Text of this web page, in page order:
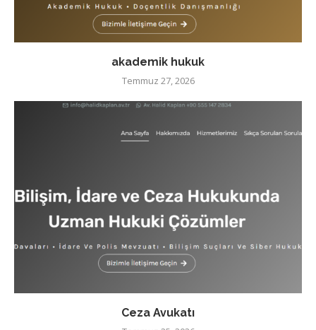
akademik hukuk
Temmuz 27, 2026
Ceza Avukatı